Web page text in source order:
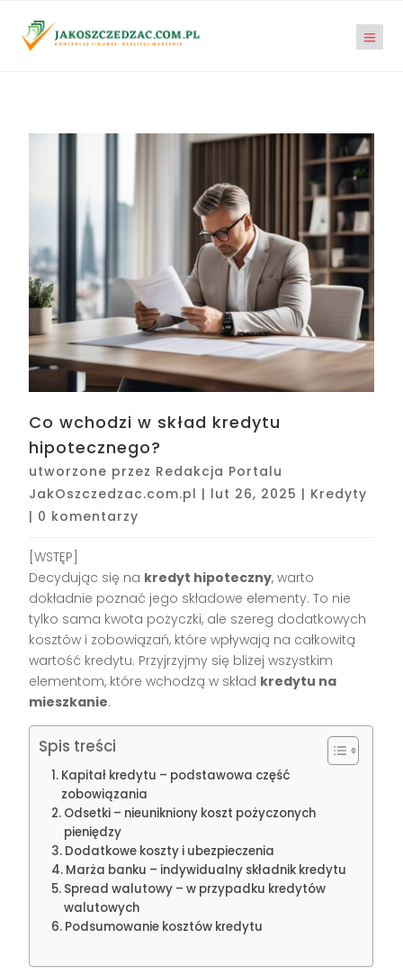
Co wchodzi w skład kredytu
hipotecznego?
utworzone przez Redakcja Portalu
JakOszczedzac.com.pl | lut 26, 2025 | Kredyty
| 0 komentarzy
[WSTĘP]
Decydując się na kredyt hipoteczny, warto
dokładnie poznać jego składowe elementy. To nie
tylko sama kwota pożyczki, ale szereg dodatkowych
kosztów i zobowiązań, które wpływają na całkowitą
wartość kredytu. Przyjrzyjmy się bliżej wszystkim
elementom, które wchodzą w skład kredytu na
mieszkanie.
Spis treści
Kapitał kredytu – podstawowa część
zobowiązania
Odsetki – nieunikniony koszt pożyczonych
pieniędzy
Dodatkowe koszty i ubezpieczenia
Marża banku – indywidualny składnik kredytu
Spread walutowy – w przypadku kredytów
walutowych
Podsumowanie kosztów kredytu